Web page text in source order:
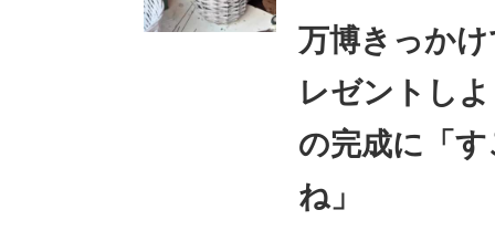
万博きっか
レゼントし
の完成に「
ね」